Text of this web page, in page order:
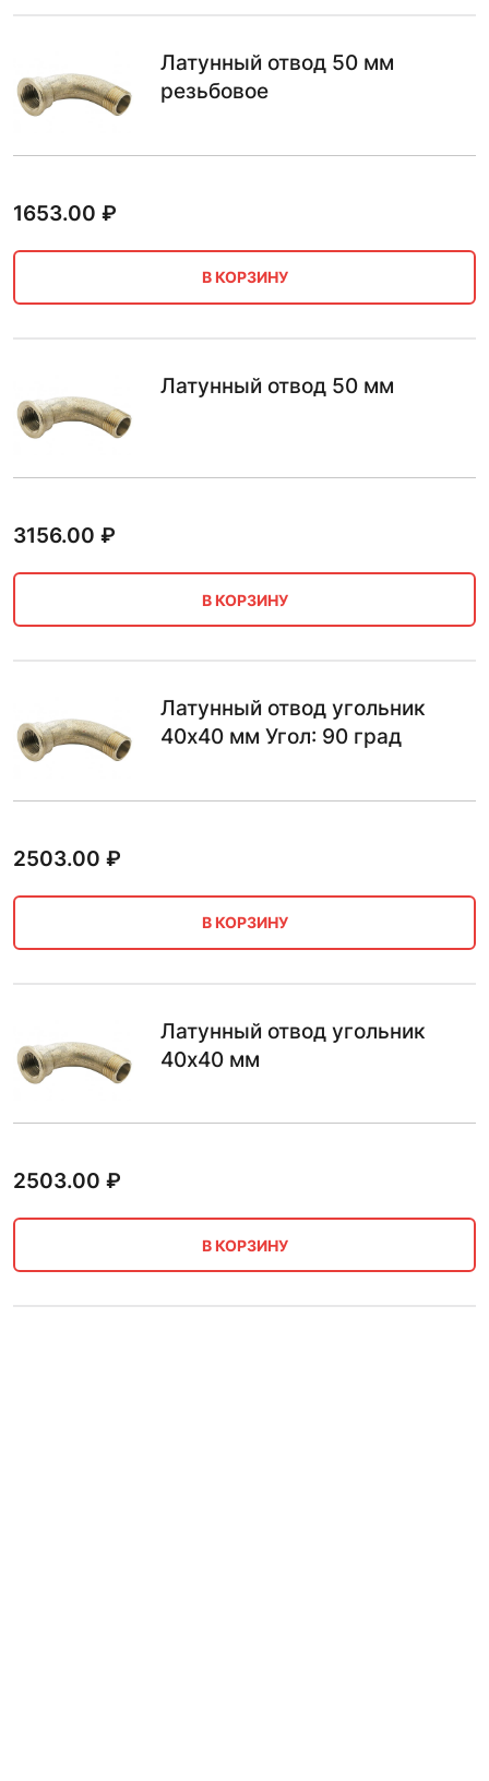
Латунный отвод 50 мм
резьбовое
1653.00 ₽
В КОРЗИНУ
Латунный отвод 50 мм
3156.00 ₽
В КОРЗИНУ
Латунный отвод угольник
40х40 мм Угол: 90 град
2503.00 ₽
В КОРЗИНУ
Латунный отвод угольник
40х40 мм
2503.00 ₽
В КОРЗИНУ